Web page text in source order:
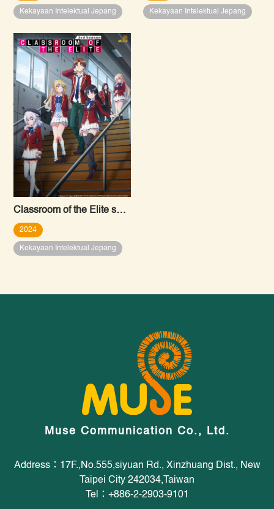
Kekayaan Intelektual Jepang Kekayaan Intelektual Jepang
Classroom of the Elite season 3
2024
Kekayaan Intelektual Jepang
Muse Communication Co., Ltd.
Address：17F.,No.555,siyuan Rd., Xinzhuang Dist., New
Taipei City 242034,Taiwan
Tel：+886-2-2903-9101